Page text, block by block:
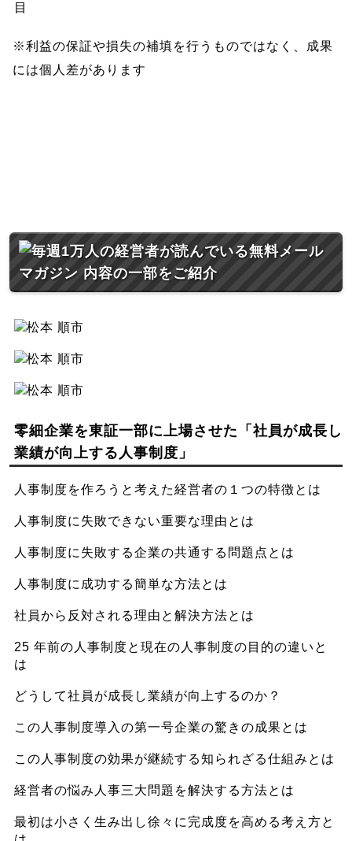
目
※利益の保証や損失の補填を行うものではなく、成果
には個人差があります
零細企業を東証一部に上場させた 「社員が成長し
業績が向上する人事制度」
人事制度を作ろうと考えた経営者の１つの特徴とは
人事制度に失敗できない重要な理由 とは
人事制度に失敗する企業の共通する問題点 とは
人事制度に 成功する簡単な方法とは
社員から反対される理由と 解決方法とは
25 年前の人事制度と現在の人事制度の 目的の違い と
は
どうして社員が成長し業績が向上するのか？
この人事制度導入の第一号企業の驚きの成果とは
この人事制度の効果が継続する知られざる仕組み とは
経営者の悩み 人事三大問題を解決する方法とは
最初は小さく生み出し徐々に 完成度を高める考え方と